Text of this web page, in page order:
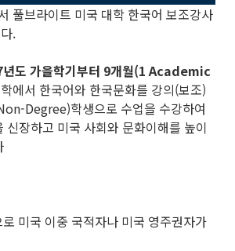
풀브라이트 미국 대학 한국어 보조강사
.
년도 가을학기부터 9개월(1 Academic
에서 한국어와 한국문화를 강의(보조)
Degree)학생으로 수업을 수강하여
신장하고 미국 사회와 문화이해를 높이
미국 이중 국적자나 미국 영주권자가